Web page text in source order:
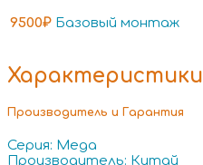
9500₽ Базовый монтаж
Характеристики
Производитель и Гарантия
Серия: Mega
Производитель: Китай